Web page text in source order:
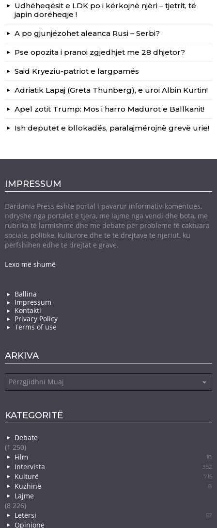
Udhëheqësit e LDK po i kërkojnë njëri – tjetrit, të
japin dorëheqje !
A po gjunjëzohet aleanca Rusi – Serbi?
Pse opozita i pranoi zgjedhjet me 28 dhjetor?
Said Kryeziu-patriot e largpamës
Adriatik Lapaj (Greta Thunberg), e uroi Albin Kurtin!
Apel zotit Trump: Mos i harro Madurot e Ballkanit!
Ish deputet e bllokadës, paralajmërojnë grevë urie!
IMPRESSUM
Dardania Press është portal i pavarur informativ-komentues,
ndryshe nga portalet e tjera, me lajme nga vendi dhe bota, me
rubrika të larmishme dhe me debate për probleme të caktuara
sociale, politike, kulturore dhe të të drejtave të njeriut, ku
përfshihen edhe të drejtat e grave.
Lexo më shumë
Ballina
Impressum
Kontakti
Privacy Policy
Terms of use
ARKIVA
KATEGORITË
Debate
(1 250)
Film
18
Intervista 352
Kulturë 715
Kuzhinë 8
Lajme
(8 226)
Letërsi
57
Opinione